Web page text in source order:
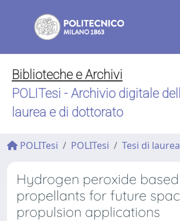
Biblioteche e Archivi
POLITesi - Archivio digitale
laurea e di dottorato
POLITesi POLITesi Tesi di
Hydrogen peroxide
propellants for future
propulsion applications